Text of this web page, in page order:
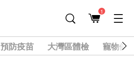
1
預防疫苗 大灣區體檢 寵物健